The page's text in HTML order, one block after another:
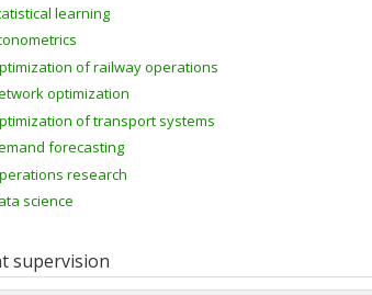
learning
of railway operations
optimization
of transport systems
forecasting
research
science
supervision